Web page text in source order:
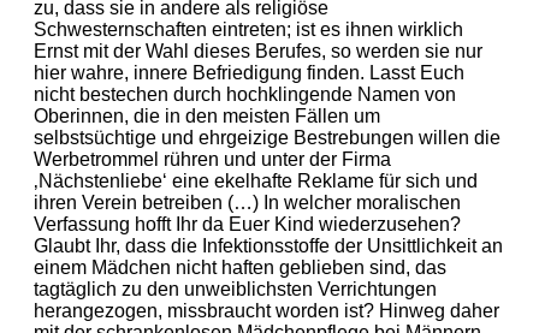
zu, dass sie in andere als religiöse
Schwesternschaften eintreten; ist es ihnen wirklich
Ernst mit der Wahl dieses Berufes, so werden sie nur
hier wahre, innere Befriedigung finden. Lasst Euch
nicht bestechen durch hochklingende Namen von
Oberinnen, die in den meisten Fällen um
selbstsüchtige und ehrgeizige Bestrebungen willen die
Werbetrommel rühren und unter der Firma
‚Nächstenliebe‘ eine ekelhafte Reklame für sich und
ihren Verein betreiben (…) In welcher moralischen
Verfassung hofft Ihr da Euer Kind wiederzusehen?
Glaubt Ihr, dass die Infektionsstoffe der Unsittlichkeit an
einem Mädchen nicht haften geblieben sind, das
tagtäglich zu den unweiblichsten Verrichtungen
herangezogen, missbraucht worden ist? Hinweg daher